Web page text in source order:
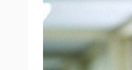
Ăn sạch sống khỏe
Cải chính